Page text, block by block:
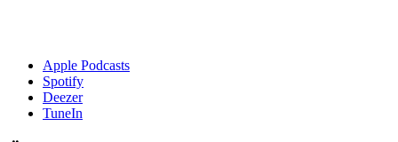
Apple Podcasts
Spotify
Deezer
TuneIn